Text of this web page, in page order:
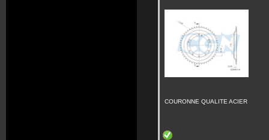
COURONNE QUALITE ACIER